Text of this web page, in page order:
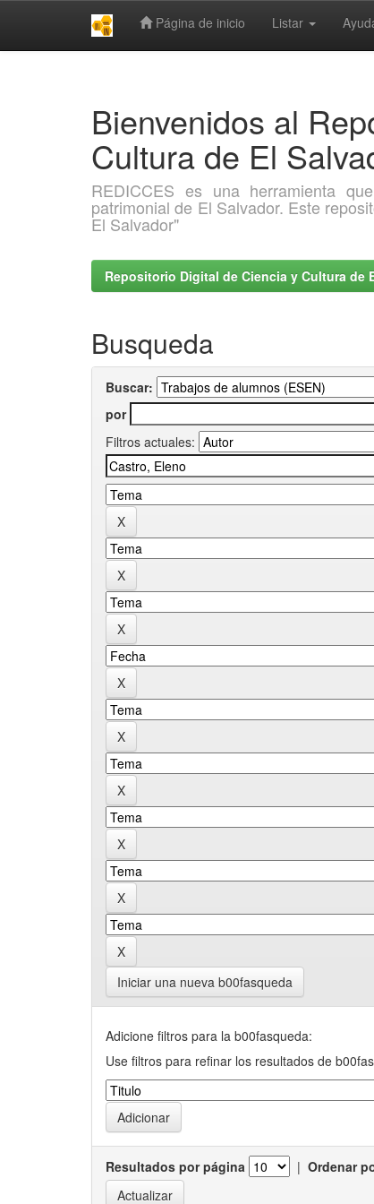
Página de inicio Listar
Bienvenidos al
Cultura de El
REDICCES es una herramienta
patrimonial de El Salvador. Este
El Salvador"
Repositorio Digital de Ciencia y Cultura de
Busqueda
Buscar:
por
Filtros actuales:
Iniciar una nueva b00fasqueda
Adicione filtros para la b00fasqueda:
Use filtros para refinar los resultados de
Resultados por página | Ordenar